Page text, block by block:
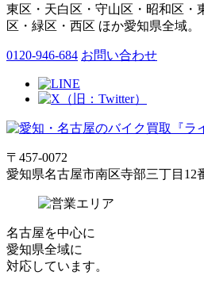
東区・天白区・守山区・昭和区・
区・緑区・西区 ほか愛知県全域。
0120-946-684 お問い合わせ
〒457-0072
愛知県名古屋市南区寺部三丁目12
名古屋を中心に
愛知県全域に
対応しています。